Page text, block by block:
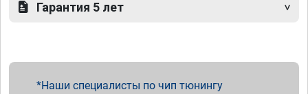
Гарантия 5 лет
Наши специалисты по чип тюнингу